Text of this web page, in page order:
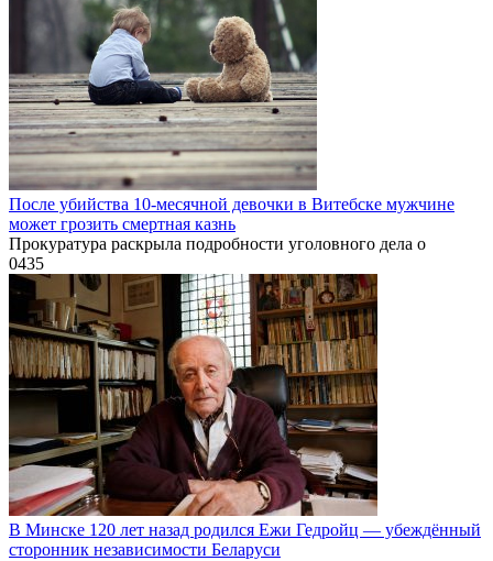
После убийства 10-месячной девочки в Витебске мужчине
может грозить смертная казнь
Прокуратура раскрыла подробности уголовного дела о
0435
В Минске 120 лет назад родился Ежи Гедройц — убеждённый
сторонник независимости Беларуси